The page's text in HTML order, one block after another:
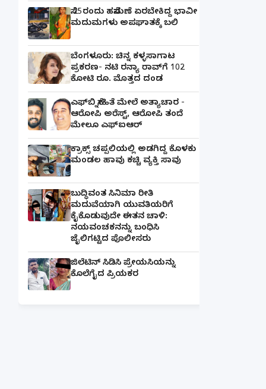
ಸೆ.25ರಂದು ಹಸೆಮಣೆ ಏರಬೇಕಿದ್ದ ಭಾವೀ
ಮದುಮಗಳು ಅಪಘಾತಕ್ಕೆ ಬಲಿ
ಬೆಂಗಳೂರು: ಚಿನ್ನ ಕಳ್ಳಸಾಗಾಟ
ಪ್ರಕರಣ- ನಟಿ ರನ್ಯಾ ರಾವ್‌ಗೆ 102
ಕೋಟಿ ರೂ. ಮೊತ್ತದ ದಂಡ
ಎಫ್‌ಬಿ ಸ್ನೇಹಿತೆ ಮೇಲೆ ಅತ್ಯಾಚಾರ -
ಆರೋಪಿ ಅರೆಸ್ಟ್, ಆರೋಪಿ ತಂದೆ
ಮೇಲೂ ಎಫ್ಐಆರ್
ಕ್ರಾಕ್ಸ್ ಚಪ್ಪಲಿಯಲ್ಲಿ ಅಡಗಿದ್ದ ಕೊಳಕು
ಮಂಡಲ ಹಾವು ಕಚ್ಚಿ ವ್ಯಕ್ತಿ ಸಾವು
ಬುದ್ಧಿವಂತ ಸಿನಿಮಾ ರೀತಿ
ಮದುವೆಯಾಗಿ ಯುವತಿಯರಿಗೆ
ಕೈಕೊಡುವುದೇ ಈತನ ಚಾಳಿ:
ನಯವಂಚಕನನ್ನು ಬಂಧಿಸಿ
ಜೈಲಿಗಟ್ಟಿದ ಪೊಲೀಸರು
ಜಿಲೆಟಿನ್ ಸಿಡಿಸಿ ಪ್ರೇಯಸಿಯನ್ನು
ಕೊಲೆಗೈದ ಪ್ರಿಯಕರ